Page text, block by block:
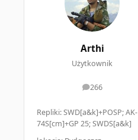
Arthi
Użytkownik
266
odpowiedzi
Repliki: SWD[a&k]+POSP; AK-
74S[cm]+GP 25; SWDS[a&k]